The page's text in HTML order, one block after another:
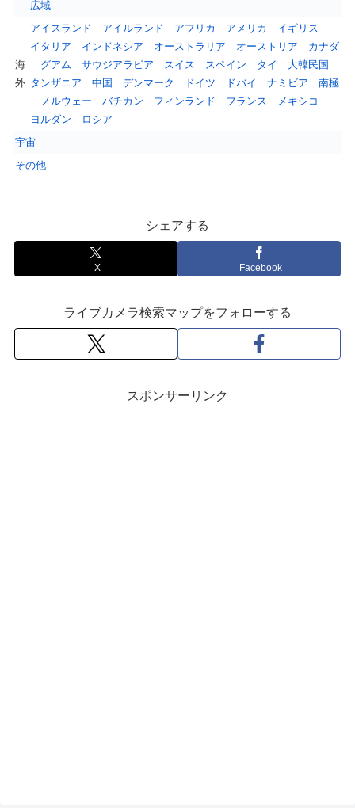
広域
海
外
アイスランド アイルランド アフリカ アメリカ
イギリス
イタリア
インドネシア オーストラリア オーストリア
カナダ
グアム
サウジアラビア スイス スペイン タイ
大韓民国
タンザニア
中国 デンマーク ドイツ ドバイ ナミビア
南極
ノルウェー
バチカン フィンランド フランス
メキシコ
ヨルダン
ロシア
宇宙
その他
シェアする
X Facebook
ライブカメラ検索マップをフォローする
スポンサーリンク